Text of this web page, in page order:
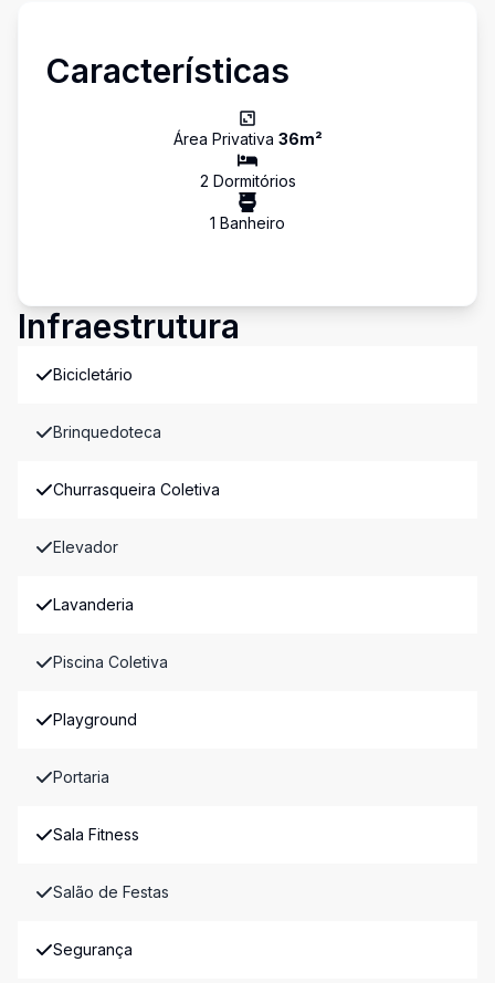
Características
Área Privativa 36m²
2 Dormitórios
1 Banheiro
Infraestrutura
Bicicletário
Brinquedoteca
Churrasqueira Coletiva
Elevador
Lavanderia
Piscina Coletiva
Playground
Portaria
Sala Fitness
Salão de Festas
Segurança